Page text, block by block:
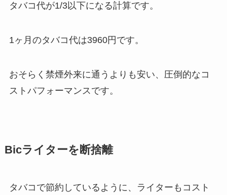
タバコ代が1/3以下になる計算です。
1ヶ月のタバコ代は3960円です。
おそらく禁煙外来に通うよりも安い、圧倒的なコ
ストパフォーマンスです。
Bicライターを断捨離
タバコで節約しているように、ライターもコスト